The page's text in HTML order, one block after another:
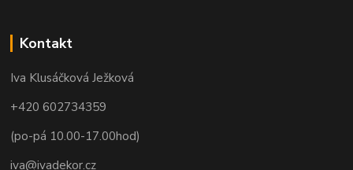
Kontakt
Iva Klusáčková Ježková
+420 602734359
(po-pá 10.00-17.00hod)
iva@ivadekor.cz